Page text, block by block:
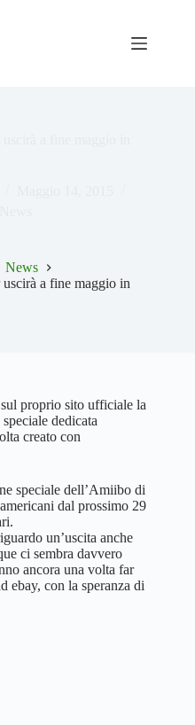
News
a fine maggio in
proprio sito ufficiale la
dedicata
creato con
speciale dell’Amiibo di
dal prossimo 29
un’uscita anche
ci sembra davvero
ancora una volta far
ebay, con la speranza di